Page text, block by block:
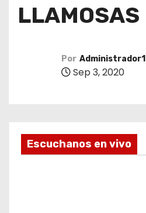
LLAMOSAS
Por Administrador1
Sep 3, 2020
Escuchanos en vivo